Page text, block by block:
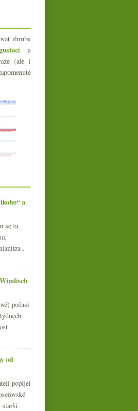
San
zhruba
a
(ale i
a
se tu
,
počasí
od
popíjel
starší